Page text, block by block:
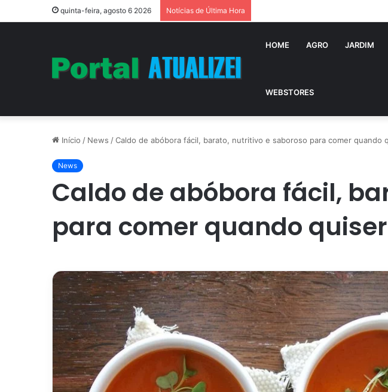
quinta-feira, agosto 6 2026 Notícias de Última Hora
HOME AGRO JARDIM
WEBSTORES
Início / News /Caldo de abóbora fácil, barato, nutritivo e saboroso para comer quando
News
Caldo de abóbora fácil,
para comer quando